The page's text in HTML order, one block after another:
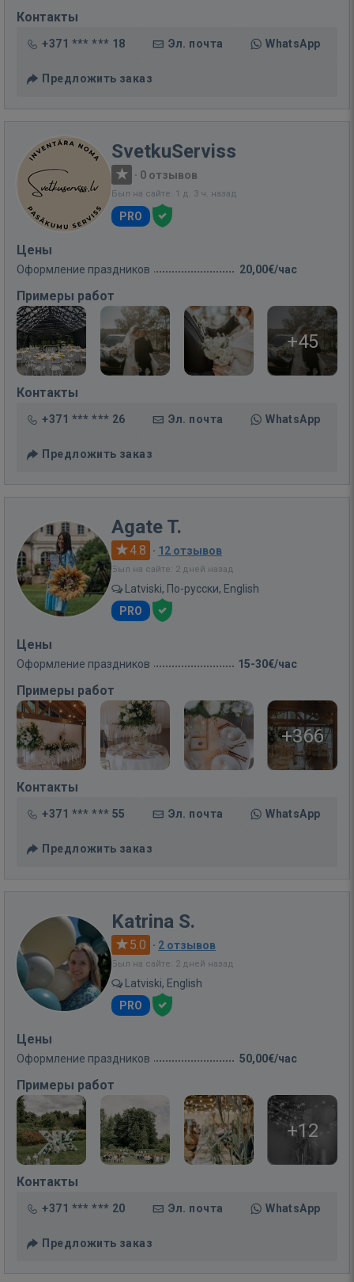
Контакты
+371 *** *** 18 Эл. почта WhatsApp
Предложить заказ
SvetkuServiss
· 0 отзывов
Был на сайте: 1 д. 3 ч. назад
PRO
Цены
Оформление праздников 20,00€/час
Примеры работ
+45
Контакты
+371 *** *** 26 Эл. почта WhatsApp
Предложить заказ
Agate T.
4.8 · 12 отзывов
Был на сайте: 2 дней назад
Latviski, По-русски, English
PRO
Цены
Оформление праздников 15-30€/час
Примеры работ
+366
Контакты
+371 *** *** 55 Эл. почта WhatsApp
Предложить заказ
Katrina S.
5.0 · 2 отзывов
Был на сайте: 2 дней назад
Latviski, English
PRO
Цены
Оформление праздников 50,00€/час
Примеры работ
+12
Контакты
+371 *** *** 20 Эл. почта WhatsApp
Предложить заказ